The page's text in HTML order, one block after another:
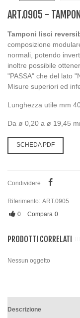
ART.0905 -
Tamponi lisci
composizione
normali, potendo
inoltre possibile
"PASSA" che del lato
Misure superiori ed
Lunghezza utile mm
Da ø 0,20 a ø 19,45
SCHEDA PDF
Condividere
Riferimento: ART.0905
0
Compara 0
PRODOTTI CORRELATI
Nessun oggetto
Descrizione